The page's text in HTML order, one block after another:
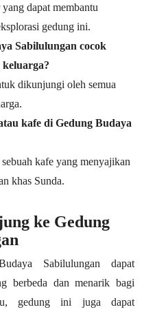
dapat membantu
gedung ini.
Sabilulungan cocok
dikunjungi oleh semua
kafe di Gedung Budaya
kafe yang menyajikan
khas Sunda.
ke Gedung
Sabilulungan dapat
berbeda dan menarik bagi
gedung ini juga dapat